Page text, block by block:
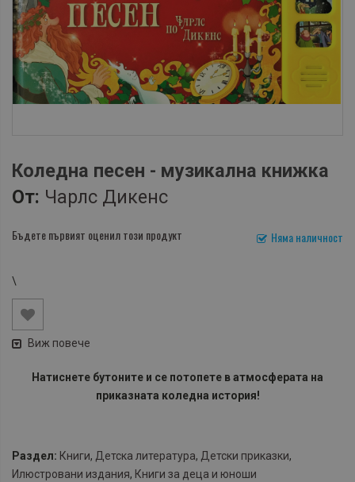
Коледна песен - музикална книжка
От: Чарлс Дикенс
Няма наличност
Бъдете първият оценил този продукт
\
Виж повече
Натиснете бутоните и се потопете в атмосферата на
приказната коледна история!
Раздел: Книги, Детска литература, Детски приказки,
Илюстровани издания, Книги за деца и юноши